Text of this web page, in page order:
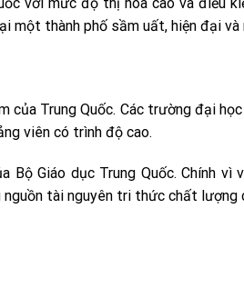
một thành phố sầm uất, hiện đại và
Trung Quốc. Các trường đại
viên có trình độ cao.
Giáo dục Trung Quốc. Chính vì
tài nguyên tri thức chất lượng